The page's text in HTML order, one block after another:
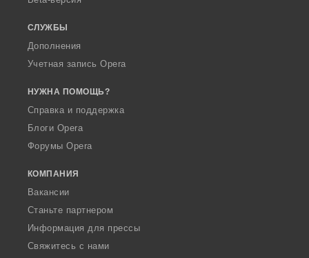
СЛУЖБЫ
Дополнения
Учетная запись Opera
НУЖНА ПОМОЩЬ?
Справка и поддержка
Блоги Opera
Форумы Opera
КОМПАНИЯ
Вакансии
Станьте партнером
Информация для прессы
Свяжитесь с нами